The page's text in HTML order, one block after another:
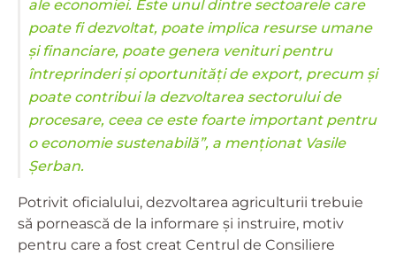
ale economiei. Este unul dintre sectoarele care
poate fi dezvoltat, poate implica resurse umane
și financiare, poate genera venituri pentru
întreprinderi și oportunități de export, precum și
poate contribui la dezvoltarea sectorului de
procesare, ceea ce este foarte important pentru
o economie sustenabilă”, a menționat Vasile
Șerban.
Potrivit oficialului, dezvoltarea agriculturii trebuie
să pornească de la informare și instruire, motiv
pentru care a fost creat Centrul de Consiliere